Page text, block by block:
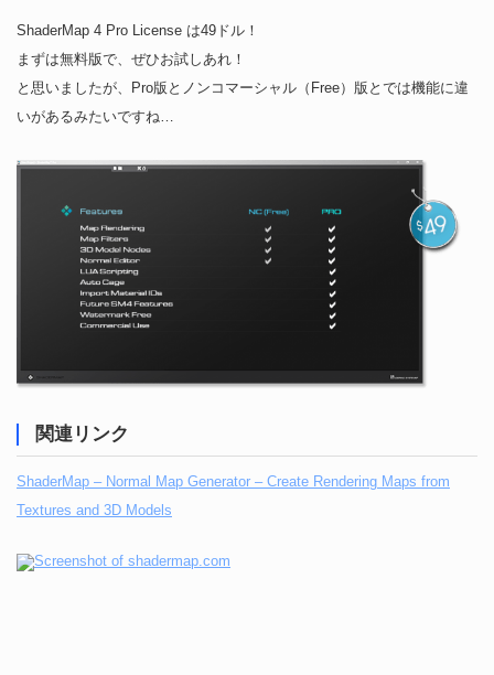
ShaderMap 4 Pro License は49ドル！
まずは無料版で、ぜひお試しあれ！
と思いましたが、Pro版とノンコマーシャル（Free）版とでは機能に違
いがあるみたいですね…
関連リンク
ShaderMap – Normal Map Generator – Create Rendering Maps from
Textures and 3D Models